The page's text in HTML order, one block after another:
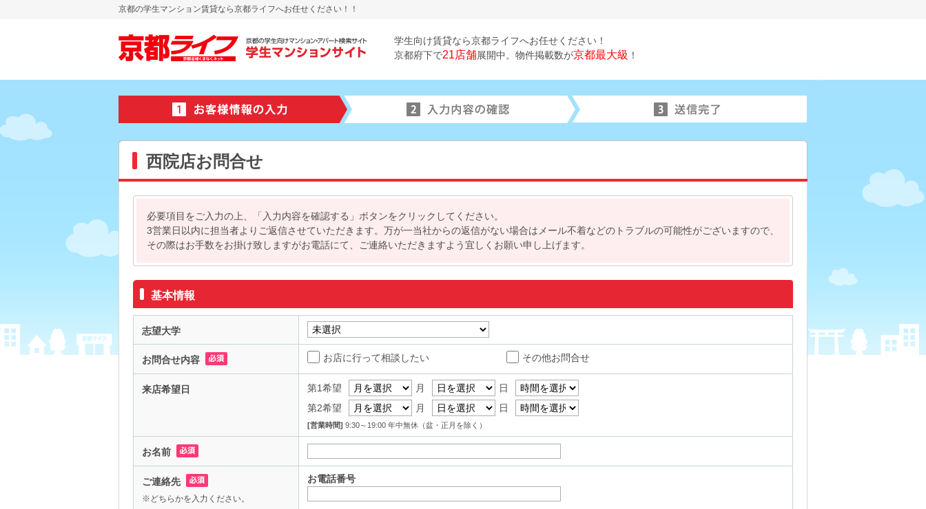
京都の学生マンション賃貸なら京都ライフへお任せください！！
学生向け賃貸なら京都ライフへお任せください！
京都府下で21店舗展開中。物件掲載数が京都最大級 ！
西院店お問合せ
必要項目をご入力の上、「入力内容を確認する」ボタンをクリックしてください。
3営業日以内に担当者よりご返信させていただきます。万が一当社からの返信がない場合はメール不着などのトラブルの可能性がございますので、
その際はお手数をお掛け致しますがお電話にて、ご連絡いただきますよう宜しくお願い申し上げます。
基本情報
志望大学
お問合せ内容 お店に行って相談したい その他お問合せ
来店希望日 第1希望 月
日
第2希望
月 日
[営業時間] 9:30～19:00 年中無休（盆・正月を除く）
お名前
ご連絡先
※どちらかを入力ください。
お電話番号